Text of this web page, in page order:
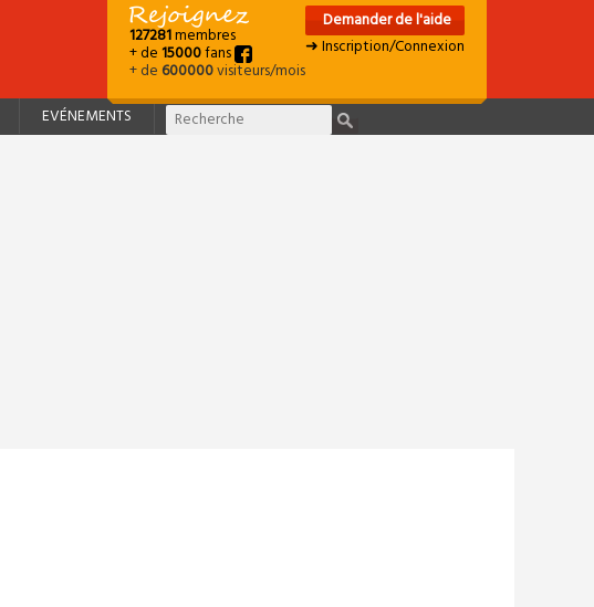
127281membres
+ de15000fans
+ de600000visiteurs/mois
Demander de l'aide
➜ Inscription/Connexion
EVÉNEMENTS